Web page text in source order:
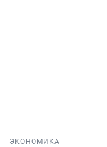
ЭКОНОМИКА